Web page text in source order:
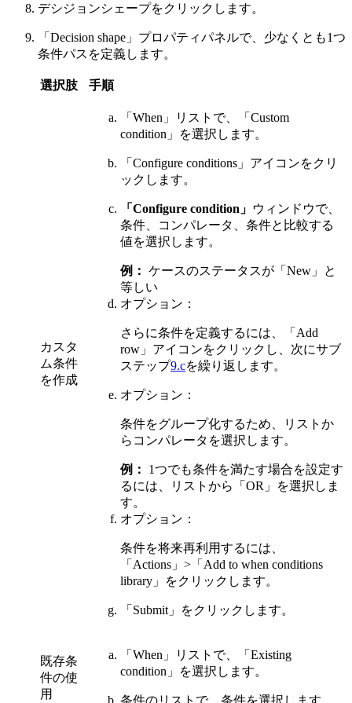
デシジョンシェープをクリックします。
「Decision shape」プロパティパネルで、少なくとも1つ
条件パスを定義します。
選択肢 手順
カスタ
ム条件
を作成
「When」 リストで、
「Custom
condition」
を選択します。
「Configure conditions」 アイコンをクリ
ックします。
「Configure condition」 ウィンドウで、
条件、コンパレータ、条件と比較する
値を選択します。
例： ケースのステータスが「New」と
等しい
オプション：
さらに条件を定義するには、
「Add
row」 アイコンをクリックし、次にサブ
ステップ9.cを繰り返します。
オプション：
条件をグループ化するため、リストか
らコンパレータを選択します。
例： 1つでも条件を満たす場合を設定す
るには、リストから
「OR」
を選択しま
す。
オプション：
条件を将来再利用するには、
「Actions」> 「Add to when conditions
library」
をクリックします。
「Submit」 をクリックします。
既存条
件の使
用
「When」 リストで、
「Existing
condition」
を選択します。
条件のリストで、条件を選択します。